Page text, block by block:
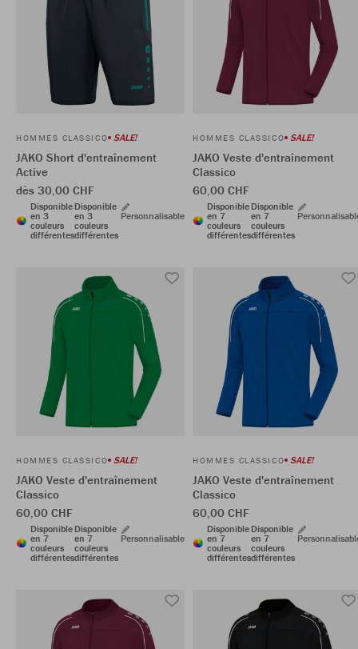
HOMMES CLASSICO SALE!
JAKO Short d'entraînement
Active
dès 30,00 CHF
Disponible
en 3
couleurs
différentes
Disponible
en 3
couleurs
différentes
Personnalisable
HOMMES CLASSICO SALE!
JAKO Veste d'entraînement
Classico
60,00 CHF
Disponible
en 7
couleurs
différentes
Disponible
en 7
couleurs
différentes
HOMMES CLASSICO SALE!
JAKO Veste d'entraînement
Classico
60,00 CHF
Disponible
en 7
couleurs
différentes
Disponible
en 7
couleurs
différentes
Personnalisable
HOMMES CLASSICO SALE!
JAKO Veste d'entraînement
Classico
60,00 CHF
Disponible
en 7
couleurs
différentes
Disponible
en 7
couleurs
différentes